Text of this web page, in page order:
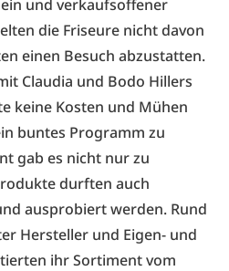
und verkaufsoffener
die Friseure nicht davon
einen Besuch abzustatten.
Claudia und Bodo Hillers
keine Kosten und Mühen
buntes Programm zu
gab es nicht nur zu
durften auch
ausprobiert werden. Rund
Hersteller und Eigen- und
ihr Sortiment vom